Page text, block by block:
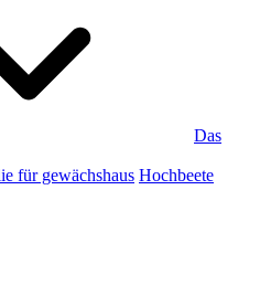
Das
für gewächshaus Hochbeete